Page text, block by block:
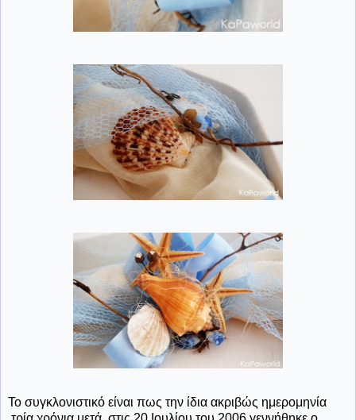
Το συγκλονιστικό είναι πως την ίδια ακριβώς ημερομηνία